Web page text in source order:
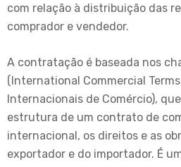
com relação à distribuição das
comprador e vendedor.
A contratação é baseada nos
(International Commercial
Internacionais de Comércio),
estrutura de um contrato de
internacional, os direitos e as
exportador e do importador. É